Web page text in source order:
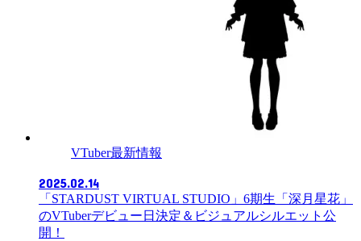
VTuber最新情報
2025.02.14
「STARDUST VIRTUAL STUDIO」6期生「深月星花」
のVTuberデビュー日決定＆ビジュアルシルエット公
開！